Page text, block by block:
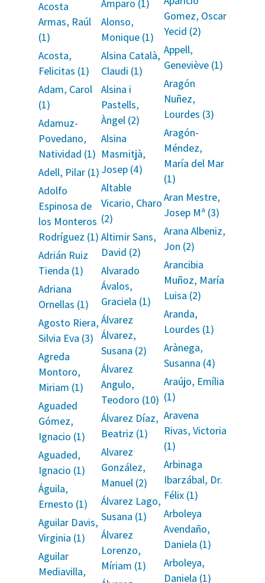
Acosta
Armas, Raúl
(1)
Acosta,
Felicitas (1)
Adam, Carol
(1)
Adamuz-
Povedano,
Natividad (1)
Adell, Pilar (1)
Adolfo
Espinosa de
los Monteros
Rodríguez (1)
Adrián Ruiz
Tienda (1)
Adriana
Ornellas (1)
Agosto Riera,
Silvia Eva (3)
Agreda
Montoro,
Miriam (1)
Aguaded
Gómez,
Ignacio (1)
Aguaded,
Ignacio (1)
Águila,
Ernesto (1)
Aguilar Davis,
Virginia (1)
Aguilar
Mediavilla,
Amparo (1)
Alonso,
Monique (1)
Alsina Català,
Claudi (1)
Alsina i
Pastells,
Àngel (2)
Alsina
Masmitjà,
Josep (4)
Altable
Vicario, Charo
(2)
Altimir Sans,
David (2)
Alvarado
Ávalos,
Graciela (1)
Álvarez
Álvarez,
Susana (2)
Álvarez
Angulo,
Teodoro (10)
Álvarez Díaz,
Beatriz (1)
Alvarez
González,
Manuel (2)
Álvarez Lago,
Susana (1)
Álvarez
Lorenzo,
Míriam (1)
Gomez, Oscar
Yecid (2)
Appell,
Geneviève (1)
Aragón
Nuñez,
Lourdes (3)
Aragón-
Méndez,
María del Mar
(1)
Aran Mestre,
Josep Mª (3)
Arana Albeniz,
Jon (2)
Arancibia
Muñoz, María
Luisa (2)
Aranda,
Lourdes (1)
Arànega,
Susanna (4)
Araújo, Emília
(1)
Aravena
Rivas, Victoria
(1)
Arbinaga
Ibarzábal, Dr.
Félix (1)
Arboleya
Avendaño,
Daniela (1)
Arboleya,
Daniela (1)